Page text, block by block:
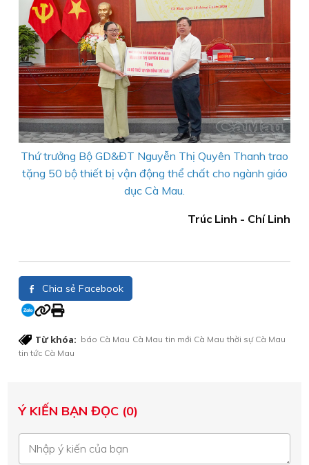
Thứ trưởng Bộ GD&ĐT Nguyễn Thị Quyên Thanh trao
tặng 50 bộ thiết bị vận động thể chất cho ngành giáo
dục Cà Mau.
Trúc Linh - Chí Linh
Chia sẻ Facebook
Từ khóa: báo Cà Mau Cà Mau tin mới Cà Mau thời sự Cà Mau
tin tức Cà Mau
Ý KIẾN BẠN ĐỌC (0)